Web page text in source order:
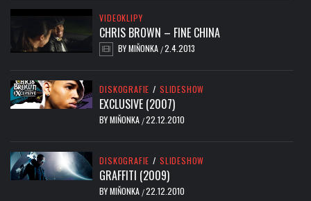
VIDEOKLIPY
CHRIS BROWN – FINE CHINA
BYMIŇONKA /2.4.2013
DISKOGRAFIE / SLIDESHOW
EXCLUSIVE (2007)
BYMIŇONKA /22.12.2010
DISKOGRAFIE / SLIDESHOW
GRAFFITI (2009)
BYMIŇONKA /22.12.2010